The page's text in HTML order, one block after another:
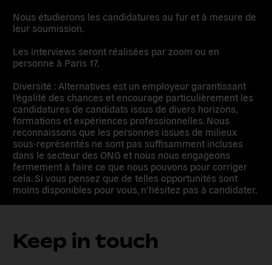
Nous étudierons les candidatures au fur et à mesure de
leur soumission.
Les interviews seront réalisées par zoom ou en
personne à Paris 17.
Diversité : Alternatives est un employeur garantissant
l’égalité des chances et encourage particulièrement les
candidatures de candidats issus de divers horizons,
formations et expériences professionnelles. Nous
reconnaissons que les personnes issues de milieux
sous-représentés ne sont pas suffisamment incluses
dans le secteur des ONG et nous nous engageons
fermement à faire ce que nous pouvons pour corriger
cela. Si vous pensez que de telles opportunités sont
moins disponibles pour vous, n’hésitez pas à candidater.
Keep in touch